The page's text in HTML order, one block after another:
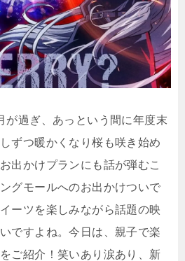
が過ぎ、あっという間に年度末
ずつ暖かくなり桜も咲き始め
出かけプランにも話が弾むこ
グモールへのお出かけついで
ーツを楽しみながら話題の映
ですよね。今日は、親子で楽
ご紹介！笑いあり涙あり、新